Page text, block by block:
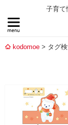
子育て
kodomoe タグ